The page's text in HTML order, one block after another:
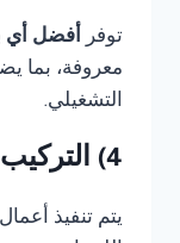
توفر أفضل أي
معروفة، بما
التشغيلي.
4) التركيب والبرمجة
يتم تنفيذ